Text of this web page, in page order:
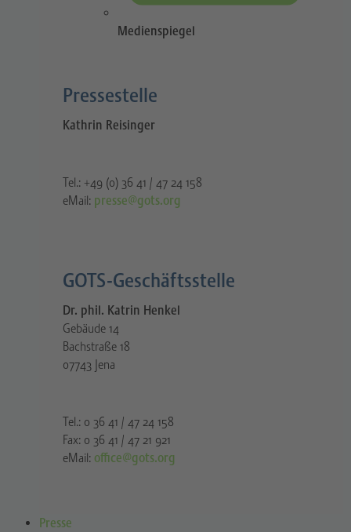
Medienspiegel
Pressestelle​
Kathrin Reisinger
Tel.: +49 (0) 36 41 / 47 24 158
eMail: presse@gots.org
GOTS-Geschäftsstelle
Dr. phil. Katrin Henkel
Gebäude 14
Bachstraße 18
07743 Jena
Tel.: 0 36 41 / 47 24 158
Fax: 0 36 41 / 47 21 921
eMail: office@gots.org
Presse